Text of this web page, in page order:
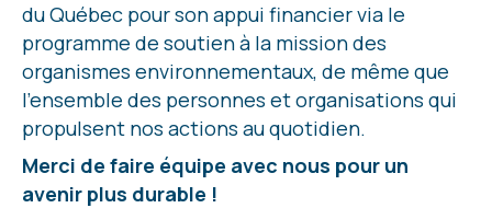
du Québec pour son appui financier via le
programme de soutien à la mission des
organismes environnementaux, de même que
l’ensemble des personnes et organisations qui
propulsent nos actions au quotidien.
Merci de faire équipe avec nous pour un
avenir plus durable !